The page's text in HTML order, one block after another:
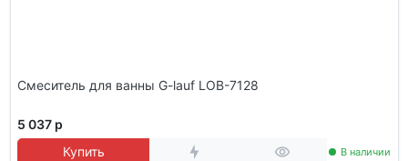
Смеситель для ванны G-lauf LOB-7128
5 037 р
Купить
В наличии